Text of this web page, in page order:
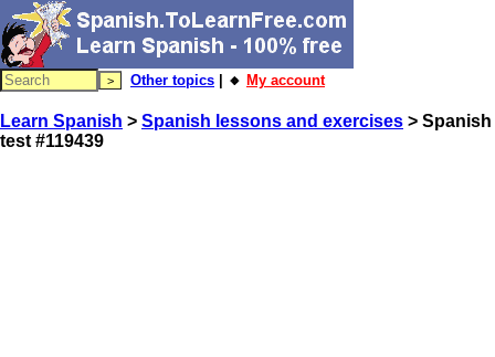
Other topics | 🔸 My account
Learn Spanish > Spanish lessons and exercises > Spanish
test #119439